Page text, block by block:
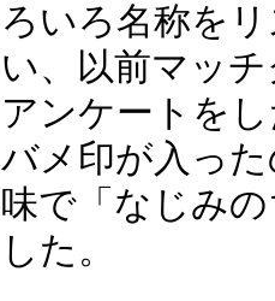
ろいろ名称を
い、以前マッ
アンケートを
バメ印が入っ
味で「なじみ
した。